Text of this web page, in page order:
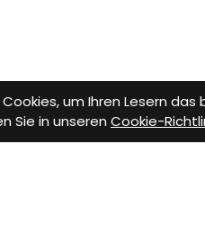
um Ihren Lesern
Sie in unseren Cookie-